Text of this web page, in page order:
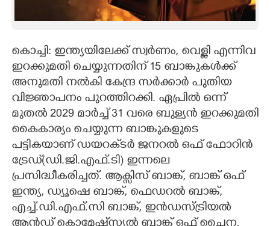
LITERATURE
ZOOM
CONTACT US
കൊച്ചി: ഇന്ത്യയിലേക്ക് സ്വർണം, വെള്ളി എന്നിവ
ഇറക്കുമതി ചെയ്യുന്നതിന് 15 ബാങ്കുകൾക്ക്
അനുമതി നൽകി കേന്ദ്ര സർക്കാർ പുതിയ
വിജ്ഞാപനം പുറത്തിറക്കി. ഏപ്രിൽ ഒന്ന്
മുതൽ 2029 മാർച്ച് 31 വരെ ബുള്യൻ ഇറക്കുമതി
കൈകാര്യം ചെയ്യുന്ന ബാങ്കുകളുടെ
പട്ടികയാണ് ഡയറക്‌ടർ ജനറൽ ഒഫ് ഫോറിൻ
ട്രേഡ്(ഡി.ജി.എഫ്.ടി) ഇന്നലെ
പ്രസിദ്ധീകരിച്ചത്. ആക്സിസ് ബാങ്ക്, ബാങ്ക് ഒഫ്
ഇന്ത്യ, ഡ്യൂഷെ ബാങ്ക്, ഫെഡറൽ ബാങ്ക്,
എച്ച്.ഡി.എഫ്.സി ബാങ്ക്, ഇൻഡസ്ട്രിയൽ